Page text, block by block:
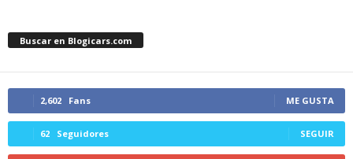
Buscar en Blogicars.com
2,602 Fans ME GUSTA
62 Seguidores SEGUIR